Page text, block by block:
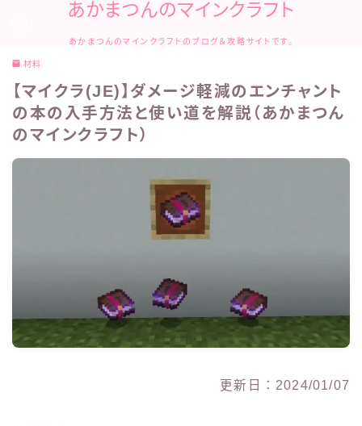
あかまつんのマインクラフト
あかまつんのマインクラフトのブログ＆攻略サイトです。
材料
【マイクラ(JE)】ダメージ軽減のエンチャント
の本の入手方法と使い道を解説（あかまつん
のマインクラフト）
更新日：2024/01/07